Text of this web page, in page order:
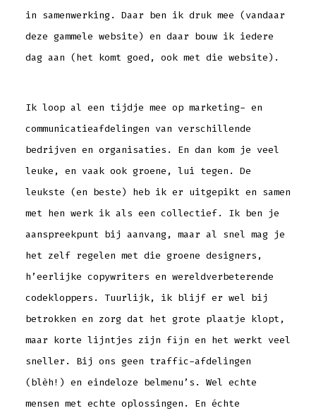
in samenwerking. Daar ben ik druk mee (vandaar
deze gammele website) en daar bouw ik iedere
dag aan (het komt goed, ook met die website).
Ik loop al een tijdje mee op marketing- en
communicatieafdelingen van verschillende
bedrijven en organisaties. En dan kom je veel
leuke, en vaak ook groene, lui tegen. De
leukste (en beste) heb ik er uitgepikt en samen
met hen werk ik als een collectief. Ik ben je
aanspreekpunt bij aanvang, maar al snel mag je
het zelf regelen met die groene designers,
h’eerlijke copywriters en wereldverbeterende
codekloppers. Tuurlijk, ik blijf er wel bij
betrokken en zorg dat het grote plaatje klopt,
maar korte lijntjes zijn fijn en het werkt veel
sneller. Bij ons geen traffic-afdelingen
(blèh!) en eindeloze belmenu’s. Wel echte
mensen met echte oplossingen. En échte